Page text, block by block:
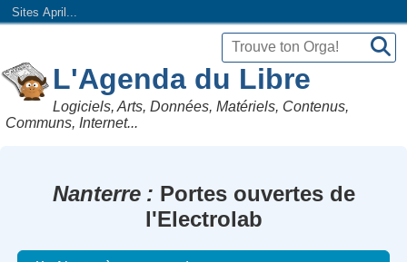
Sites April...
L'Agenda du Libre
Logiciels, Arts, Données, Matériels, Contenus,
Communs, Internet...
Nanterre
Portes ouvertes de
l'Electrolab